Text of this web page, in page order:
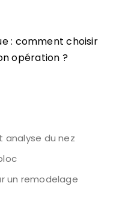
: comment choisir
opération ?
analyse du nez
un remodelage